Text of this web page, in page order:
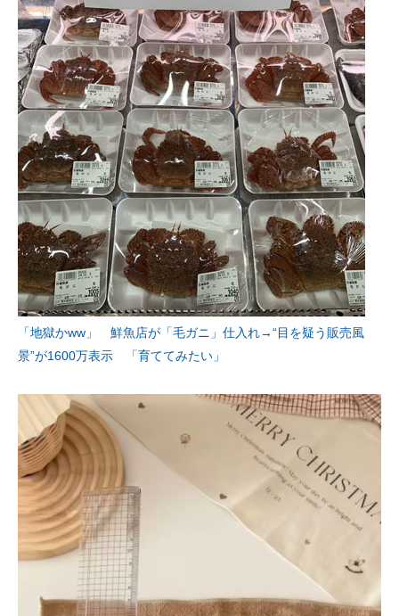
「地獄かww」 鮮魚店が「毛ガニ」仕入れ→“目を疑う販売風
景”が1600万表示 「育ててみたい」